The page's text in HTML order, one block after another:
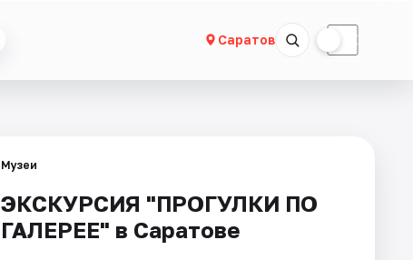
Саратов ☾
Музеи
ЭКСКУРСИЯ "ПРОГУЛКИ ПО
ГАЛЕРЕЕ" в Саратове